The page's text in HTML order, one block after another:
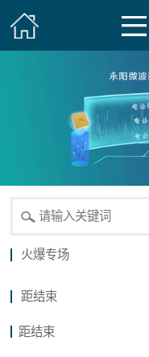
火爆专场
距结束
距结束